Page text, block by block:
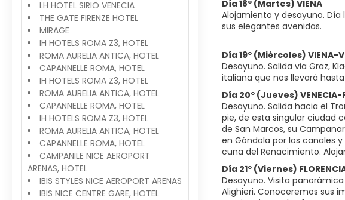
Día 18º (Martes) VIENA
Alojamiento y desayuno.
sus elegantes avenidas.
Día 19º (Miércoles) VIENA-
Desayuno. Salida via Graz,
italiana que nos llevará
Día 20º (Jueves) VENECIA-
Desayuno. Salida hacia el
pie, de esta singular ciudad
de San Marcos, su
en Góndola por los canales
cuna del Renacimiento.
Día 21º (Viernes)
Desayuno. Visita
Alighieri. Conoceremos sus
LH HOTEL SIRIO VENECIA
THE GATE FIRENZE HOTEL
MIRAGE
IH HOTELS ROMA Z3, HOTEL
ROMA AURELIA ANTICA, HOTEL
CAPANNELLE ROMA, HOTEL
IH HOTELS ROMA Z3, HOTEL
ROMA AURELIA ANTICA, HOTEL
CAPANNELLE ROMA, HOTEL
IH HOTELS ROMA Z3, HOTEL
ROMA AURELIA ANTICA, HOTEL
CAPANNELLE ROMA, HOTEL
CAMPANILE NICE AEROPORT
ARENAS, HOTEL
IBIS STYLES NICE AEROPORT ARENAS
IBIS NICE CENTRE GARE, HOTEL